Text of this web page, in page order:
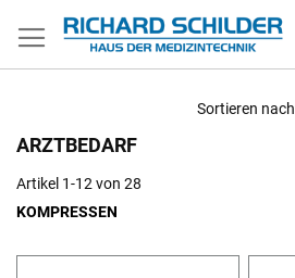
Artikel 1-12 von 28
Sortieren nach
KOMPRESSEN
ARZTBEDARF